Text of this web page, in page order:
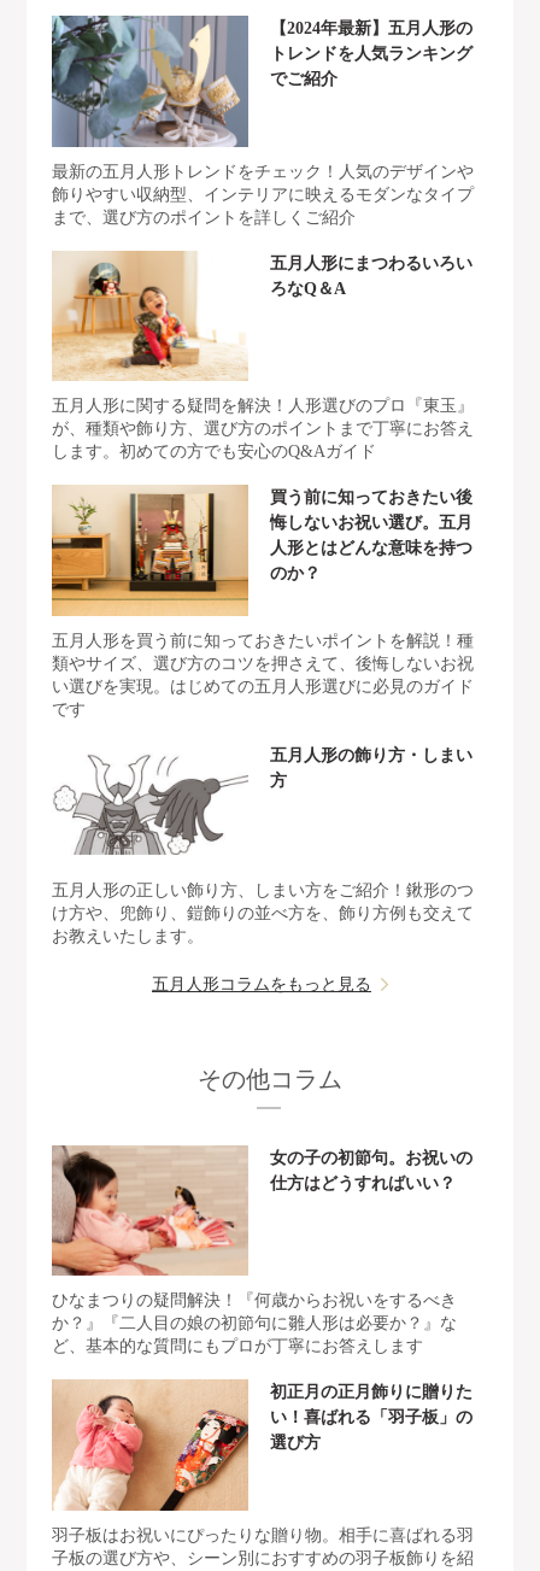
【2024年最新】五月人形の
トレンドを人気ランキング
でご紹介
最新の五月人形トレンドをチェック！人気のデザインや
飾りやすい収納型、インテリアに映えるモダンなタイプ
まで、選び方のポイントを詳しくご紹介
五月人形にまつわるいろい
ろなQ＆A
五月人形に関する疑問を解決！人形選びのプロ『東玉』
が、種類や飾り方、選び方のポイントまで丁寧にお答え
します。初めての方でも安心のQ&Aガイド
買う前に知っておきたい後
悔しないお祝い選び。五月
人形とはどんな意味を持つ
のか？
五月人形を買う前に知っておきたいポイントを解説！種
類やサイズ、選び方のコツを押さえて、後悔しないお祝
い選びを実現。はじめての五月人形選びに必見のガイド
です
五月人形の飾り方・しまい
方
五月人形の正しい飾り方、しまい方をご紹介！鍬形のつ
け方や、兜飾り、鎧飾りの並べ方を、飾り方例も交えて
お教えいたします。
五月人形コラムをもっと見る
その他コラム
女の子の初節句。お祝いの
仕方はどうすればいい？
ひなまつりの疑問解決！『何歳からお祝いをするべき
か？』『二人目の娘の初節句に雛人形は必要か？』な
ど、基本的な質問にもプロが丁寧にお答えします
初正月の正月飾りに贈りた
い！喜ばれる「羽子板」の
選び方
羽子板はお祝いにぴったりな贈り物。相手に喜ばれる羽
子板の選び方や、シーン別におすすめの羽子板飾りを紹